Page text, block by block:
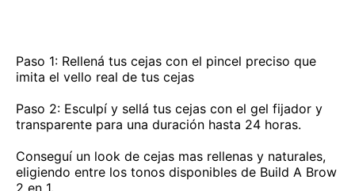
Paso 1: Rellená tus cejas con el pincel preciso que
imita el vello real de tus cejas
Paso 2: Esculpí y sellá tus cejas con el gel fijador y
transparente para una duración hasta 24 horas.
Conseguí un look de cejas mas rellenas y naturales,
eligiendo entre los tonos disponibles de Build A Brow
2 en 1.